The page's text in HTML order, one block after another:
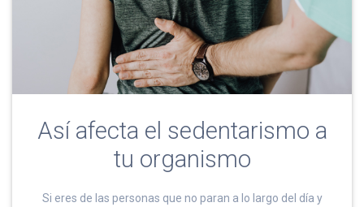
Así afecta el sedentarismo a
tu organismo
Si eres de las personas que no paran a lo largo del día y